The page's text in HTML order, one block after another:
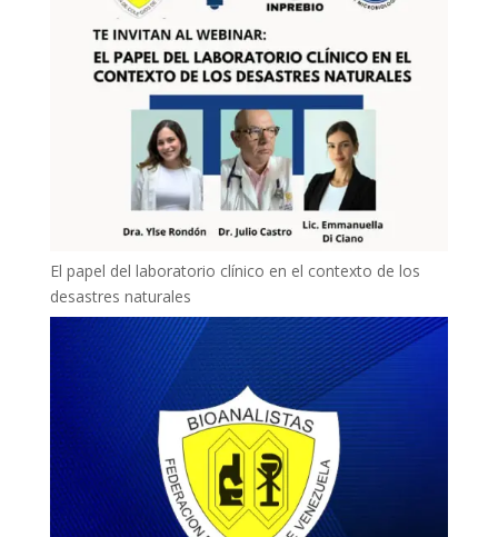
El papel del laboratorio clínico en el contexto de los
desastres naturales